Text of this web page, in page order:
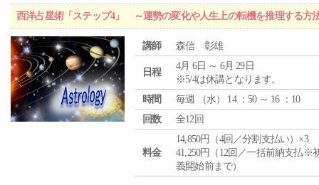
西洋占星術「ステップ4」 ～運勢の変化や人生上の転機を推理する方
講師 森信 彰雄
日程
4月 6日 ～ 6月 29日
※5/4は休講となります。
時間
毎週 （水） 14 ：50 ～ 16 ：10
回数
全12回
料金
14,850円（4回／分割支払い）×3
41,250円（12回／一括前納支払※
義開始前まで）